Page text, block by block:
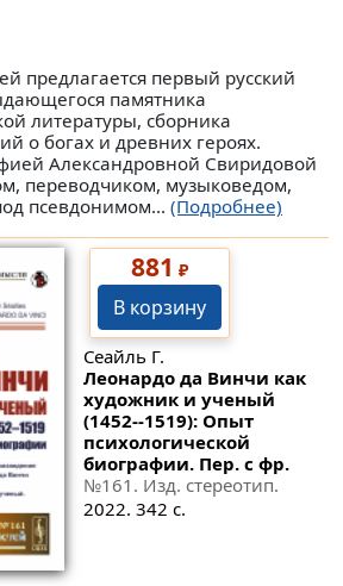
предлагается первый русский
памятника
литературы, сборника
о богах и древних героях.
Александровной Свиридовой
переводчиком, музыковедом,
псевдонимом... (Подробнее)
881 ₽
В корзину
Сеайль Г.
Леонардо да Винчи как
художник и ученый
(1452--1519): Опыт
психологической
биографии. Пер. с фр.
№161 . Изд. стереотип.
2022. 342 с.